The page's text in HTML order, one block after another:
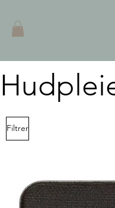
Filtrer